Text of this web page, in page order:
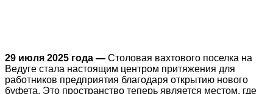
29 июля 2025 года — Столовая вахтового поселка на
Ведуге стала настоящим центром притяжения для
работников предприятия благодаря открытию нового
буфета. Это пространство теперь является местом, где